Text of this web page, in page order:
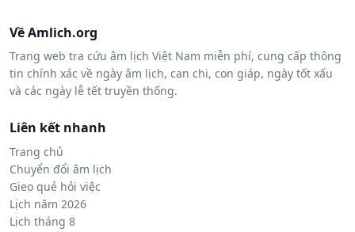
Về Amlich.org
Trang web tra cứu âm lịch Việt Nam miễn phí, cung cấp thông
tin chính xác về ngày âm lịch, can chi, con giáp, ngày tốt xấu
và các ngày lễ tết truyền thống.
Liên kết nhanh
Trang chủ
Chuyển đổi âm lịch
Gieo quẻ hỏi việc
Lịch năm 2026
Lịch tháng 8